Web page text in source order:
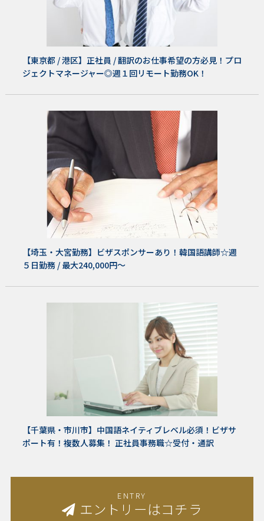
【東京都 / 港区】正社員 / 翻訳のお仕事希望の方必見！プロ
ジェクトマネージャー◎週１回リモート勤務OK！
【埼玉・大宮勤務】ビザスポンサーあり！韓国語講師☆週
５日勤務 / 最大240,000円～
【千葉県・市川市】中国語ネイティブレベル必須！ビザサ
ポート有！複数人募集！ 正社員事務職☆受付・通訳
ENTRY
エントリーはコチラ